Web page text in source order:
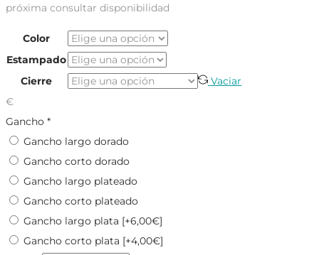
próxima consultar disponibilidad
Color
Estampado
Cierre
Vaciar
€
Gancho *
Gancho largo dorado
Gancho corto dorado
Gancho largo plateado
Gancho corto plateado
Gancho largo plata [+6,00€]
Gancho corto plata [+4,00€]